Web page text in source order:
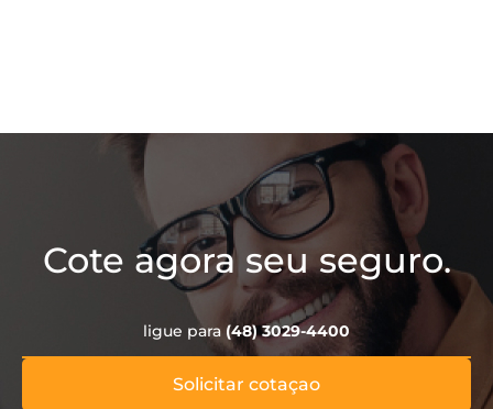
Cote agora seu seguro.
Solicitar cotaçao
ligue para (48) 3029-4400